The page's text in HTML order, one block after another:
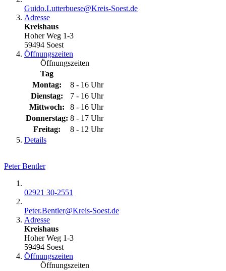
Guido.Lutterbuese@​Kreis-Soest.de
Adresse
Kreishaus
Hoher Weg 1-3
59494 Soest
Öffnungszeiten
Öffnungszeiten
Tag
Montag:
8 - 16 Uhr
Dienstag:
7 - 16 Uhr
Mittwoch:
8 - 16 Uhr
Donnerstag: 8 - 17 Uhr
Freitag:
8 - 12 Uhr
Details
Peter Bentler
02921 30-2551
Peter.Bentler@​Kreis-Soest.de
Adresse
Kreishaus
Hoher Weg 1-3
59494 Soest
Öffnungszeiten
Öffnungszeiten